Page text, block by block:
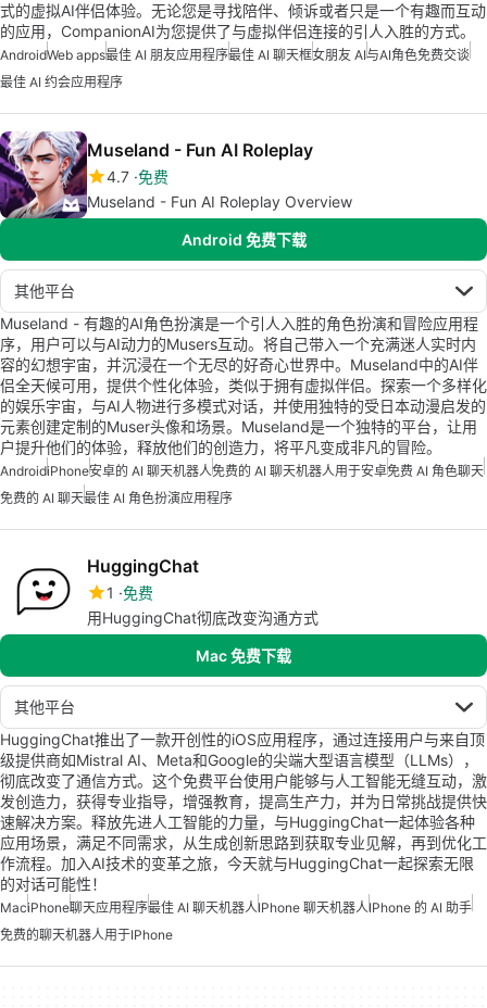
式的虚拟AI伴侣体验。无论您是寻找陪伴、倾诉或者只是一个有趣而互动
的应用，CompanionAI为您提供了与虚拟伴侣连接的引人入胜的方式。
AndroidWeb apps最佳 AI 朋友应用程序最佳 AI 聊天框女朋友 AI与AI角色免费交谈
最佳 AI 约会应用程序
Museland - Fun AI Roleplay
4.7 免费
Museland - Fun AI Roleplay Overview
Android 免费下载
其他平台
Museland - 有趣的AI角色扮演是一个引人入胜的角色扮演和冒险应用程
序，用户可以与AI动力的Musers互动。将自己带入一个充满迷人实时内
容的幻想宇宙，并沉浸在一个无尽的好奇心世界中。Museland中的AI伴
侣全天候可用，提供个性化体验，类似于拥有虚拟伴侣。探索一个多样化
的娱乐宇宙，与AI人物进行多模式对话，并使用独特的受日本动漫启发的
元素创建定制的Muser头像和场景。Museland是一个独特的平台，让用
户提升他们的体验，释放他们的创造力，将平凡变成非凡的冒险。
AndroidiPhone安卓的 AI 聊天机器人免费的 AI 聊天机器人用于安卓免费 AI 角色聊天
免费的 AI 聊天最佳 AI 角色扮演应用程序
HuggingChat
1 免费
用HuggingChat彻底改变沟通方式
Mac 免费下载
其他平台
HuggingChat推出了一款开创性的iOS应用程序，通过连接用户与来自顶
级提供商如Mistral AI、Meta和Google的尖端大型语言模型（LLMs），
彻底改变了通信方式。这个免费平台使用户能够与人工智能无缝互动，激
发创造力，获得专业指导，增强教育，提高生产力，并为日常挑战提供快
速解决方案。释放先进人工智能的力量，与HuggingChat一起体验各种
应用场景，满足不同需求，从生成创新思路到获取专业见解，再到优化工
作流程。加入AI技术的变革之旅，今天就与HuggingChat一起探索无限
的对话可能性！
MaciPhone聊天应用程序最佳 AI 聊天机器人IPhone 聊天机器人IPhone 的 AI 助手
免费的聊天机器人用于iPhone